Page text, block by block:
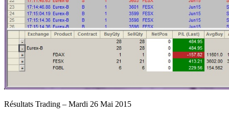
Résultats Trading – Mardi 26 Mai 2015